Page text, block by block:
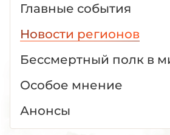
Главные события
Новости регионов
Бессмертный полк в
Особое мнение
Анонсы